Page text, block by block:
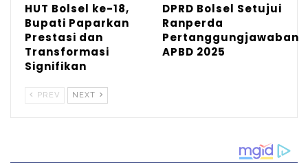
“Semoga pelaksanaan SKD CASN kali ini
hasilnya akan lebih baik dari sebelumnya.
Saya juga berharap khususnya bagi putra-
grade hingga tahapan selanjutnya dan bisa
HUT Bolsel ke-18,
Bupati Paparkan
Prestasi dan
Transformasi
Signifikan
DPRD Bolsel Setujui
Ranperda
Pertanggungjawaban
APBD 2025
PREV NEXT